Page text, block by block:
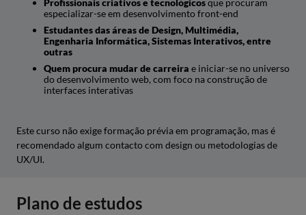
Profissionais criativos e tecnológicosque procuram
especializar-se em desenvolvimento front-end
Estudantes das áreas de Design, Multimédia,
Engenharia Informática, Sistemas Interativos, entre
outras
Quem procura mudar de carreira e iniciar-se no universo
do desenvolvimento web, com foco na construção de
interfaces interativas
Este curso não exige formação prévia em programação, mas é
recomendado algum contacto com design ou metodologias de
UX/UI.
Plano de estudos